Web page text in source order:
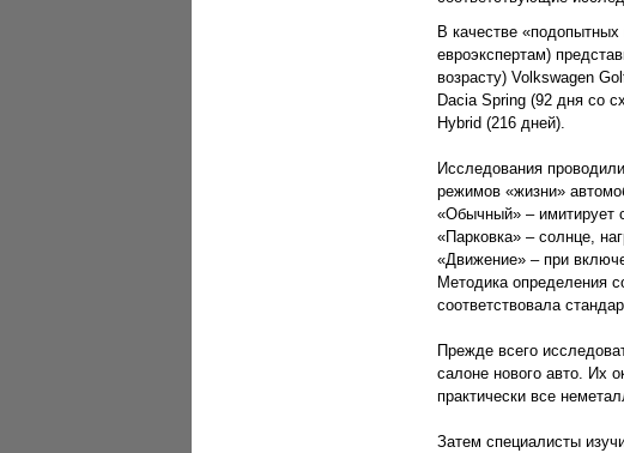
В качестве
евроэкспертам)
возрасту) Volkswagen
Dacia Spring (92 дня со
Hybrid (216 дней).
Исследования
режимов «жизни»
«Обычный» – имитирует
«Парковка» – солнце,
«Движение» – при
Методика определения
соответствовала
Прежде всего
салоне нового авто. Их
практически все
Затем специалисты